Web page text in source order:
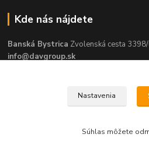
Kde nás nájdete
Banská Bystrica Zvolenská cesta
info@davgroup.sk
DAV group | Overený partner
Nastavenia
Súhlas môžete